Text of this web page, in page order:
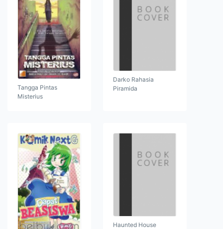
Tangga Pintas
Misterius
Darko Rahasia
Piramida
Haunted House